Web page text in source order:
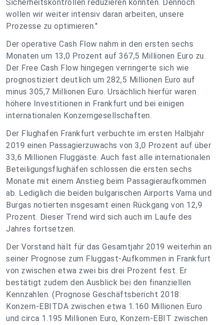
Sicherheitskontrollen reduzieren konnten. Dennoch
wollen wir weiter intensiv daran arbeiten, unsere
Prozesse zu optimieren."
Der operative Cash Flow nahm in den ersten sechs
Monaten um 13,0 Prozent auf 367,5 Millionen Euro zu.
Der Free Cash Flow hingegen verringerte sich wie
prognostiziert deutlich um 282,5 Millionen Euro auf
minus 305,7 Millionen Euro. Ursächlich hierfür waren
höhere Investitionen in Frankfurt und bei einigen
internationalen Konzerngesellschaften.
Der Flughafen Frankfurt verbuchte im ersten Halbjahr
2019 einen Passagierzuwachs von 3,0 Prozent auf über
33,6 Millionen Fluggäste. Auch fast alle internationalen
Beteiligungsflughäfen schlossen die ersten sechs
Monate mit einem Anstieg beim Passagieraufkommen
ab. Lediglich die beiden bulgarischen Airports Varna und
Burgas notierten insgesamt einen Rückgang von 12,9
Prozent. Dieser Trend wird sich auch im Laufe des
Jahres fortsetzen.
Der Vorstand hält für das Gesamtjahr 2019 weiterhin an
seiner Prognose zum Fluggast-Aufkommen in Frankfurt
von zwischen etwa zwei bis drei Prozent fest. Er
bestätigt zudem den Ausblick bei den finanziellen
Kennzahlen. (Prognose Geschäftsbericht 2018:
Konzern-EBITDA zwischen etwa 1.160 Millionen Euro
und circa 1.195 Millionen Euro, Konzern-EBIT zwischen